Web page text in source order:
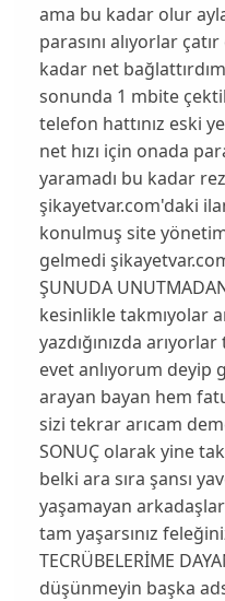
ama bu kadar olur
parasını alıyorlar
kadar net
sonunda 1 mbite
telefon hattınız eski
net hızı için onada
yaramadı bu kadar
şikayetvar.com'daki
konulmuş site
gelmedi
ŞUNUDA
kesinlikle takmıyolar
yazdığınızda
evet anlıyorum deyip
arayan bayan hem
sizi tekrar arıcam
SONUÇ olarak yine
belki ara sıra şansı
yaşamayan
tam yaşarsınız
TECRÜBELERİME
düşünmeyin başka